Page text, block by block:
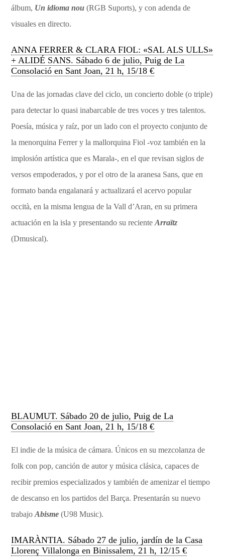
álbum, Un idioma nou (RGB Suports), y con adenda de
visuales en directo.
ANNA FERRER & CLARA FIOL: «SAL ALS ULLS»
+ ALIDÉ SANS. Sábado 6 de julio, Puig de La
Consolació en Sant Joan, 21 h, 15/18 €
Una de las jornadas clave del ciclo, un concierto doble (o triple)
para detectar lo quasi inabarcable de tres voces y tres talentos.
Poesía, música y raíz, por un lado con el proyecto conjunto de
la menorquina Ferrer y la mallorquina Fiol -voz también en la
implosión artística que es Marala-, en el que revisan siglos de
versos empoderados, y por el otro de la aranesa Sans, que en
formato banda engalanará y actualizará el acervo popular
occità, en la misma lengua de la Vall d’Aran, en su primera
actuación en la isla y presentando su recienteArraïtz
(Dmusical).
BLAUMUT. Sábado 20 de julio, Puig de La
Consolació en Sant Joan, 21 h, 15/18 €
El indie de la música de cámara. Únicos en su mezcolanza de
folk con pop, canción de autor y música clásica, capaces de
recibir premios especializados y también de amenizar el tiempo
de descanso en los partidos del Barça. Presentarán su nuevo
trabajoAbisme (U98 Music).
IMARÀNTIA. Sábado 27 de julio, jardín de la Casa
Llorenç Villalonga en Binissalem, 21 h, 12/15 €